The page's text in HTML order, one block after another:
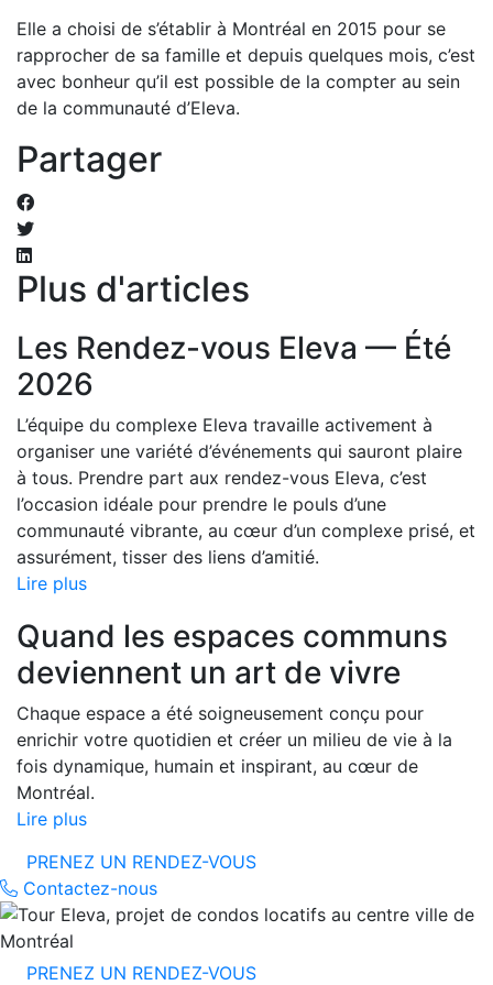
Elle a choisi de s’établir à Montréal en 2015 pour se
rapprocher de sa famille et depuis quelques mois, c’est
avec bonheur qu’il est possible de la compter au sein
de la communauté d’Eleva.
Partager
Plus d'articles
Les Rendez-vous Eleva — Été
2026
L’équipe du complexe Eleva travaille activement à
organiser une variété d’événements qui sauront plaire
à tous. Prendre part aux rendez-vous Eleva, c’est
l’occasion idéale pour prendre le pouls d’une
communauté vibrante, au cœur d’un complexe prisé, et
assurément, tisser des liens d’amitié.
Lire plus
Quand les espaces communs
deviennent un art de vivre
Chaque espace a été soigneusement conçu pour
enrichir votre quotidien et créer un milieu de vie à la
fois dynamique, humain et inspirant, au cœur de
Montréal.
Lire plus
PRENEZ UN RENDEZ-VOUS
Contactez-nous
PRENEZ UN RENDEZ-VOUS